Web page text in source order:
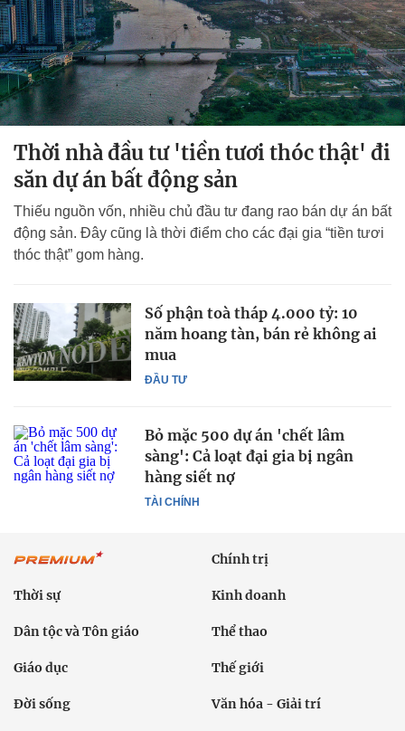
Thời nhà đầu tư 'tiền tươi thóc thật' đi
săn dự án bất động sản
Thiếu nguồn vốn, nhiều chủ đầu tư đang rao bán dự án bất
động sản. Đây cũng là thời điểm cho các đại gia “tiền tươi
thóc thật” gom hàng.
ĐẦU TƯ
Số phận toà tháp 4.000 tỷ: 10
năm hoang tàn, bán rẻ không ai
mua
TÀI CHÍNH
Bỏ mặc 500 dự án 'chết lâm
sàng': Cả loạt đại gia bị ngân
hàng siết nợ
Chính trị
Thời sự Kinh doanh
Dân tộc và Tôn giáo Thể thao
Giáo dục Thế giới
Đời sống Văn hóa - Giải trí